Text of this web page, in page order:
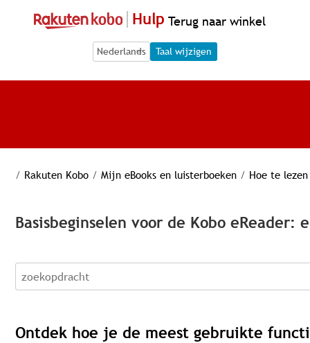
Hulp Terug naar winkel
Language Selection
Language Selection
Taal wijzigen
/ Rakuten Kobo / Mijn eBooks en luisterboeken / Hoe te
Basisbeginselen voor de Kobo eReader:
zoekopdracht
Ontdek hoe je de meest gebruikte